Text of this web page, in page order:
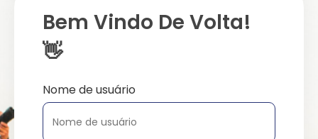
Bem Vindo De Volta!
👋
Nome de usuário